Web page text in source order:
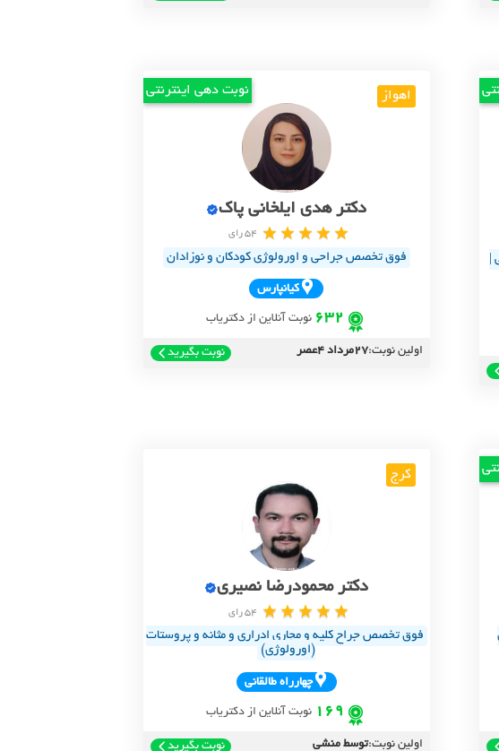
اهواز نوبت دهی اینترنتی
دکتر هدی ایلخانی پاک
54 رای
فوق تخصص جراحی و اورولوژی کودکان و نوزادان
کيانپارس
632 نوبت آنلاین از دکتریاب
اولین نوبت:27مرداد 4عصر نوبت بگیرید
کرج
دکتر محمودرضا نصیری
54 رای
فوق تخصص جراح کلیه و مجاری ادراری و مثانه و پروستات
(اورولوژی)
چهارراه طالقاني
169 نوبت آنلاین از دکتریاب
اولین نوبت:توسط منشی نوبت بگیرید